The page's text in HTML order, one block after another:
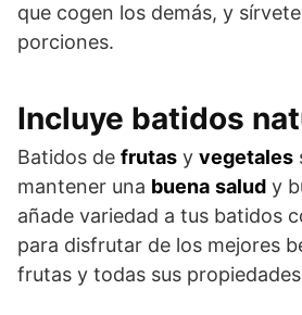
que cogen los demás, y
porciones.
Incluye batidos
Batidos de frutas y vegetales
mantener una buena salud y
añade variedad a tus batidos
para disfrutar de los mejores
frutas y todas sus